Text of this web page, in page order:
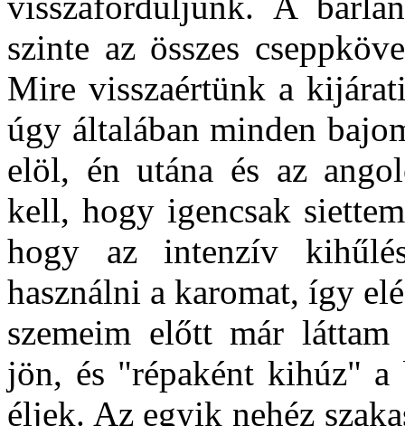
szinte az összes
Mire visszaértünk a
úgy általában minden
elöl, én utána és az
kell, hogy igencsak
hogy az intenzív
használni a karomat, így
szemeim előtt már láttam
jön, és "répaként kihúz"
éljek. Az egyik nehéz